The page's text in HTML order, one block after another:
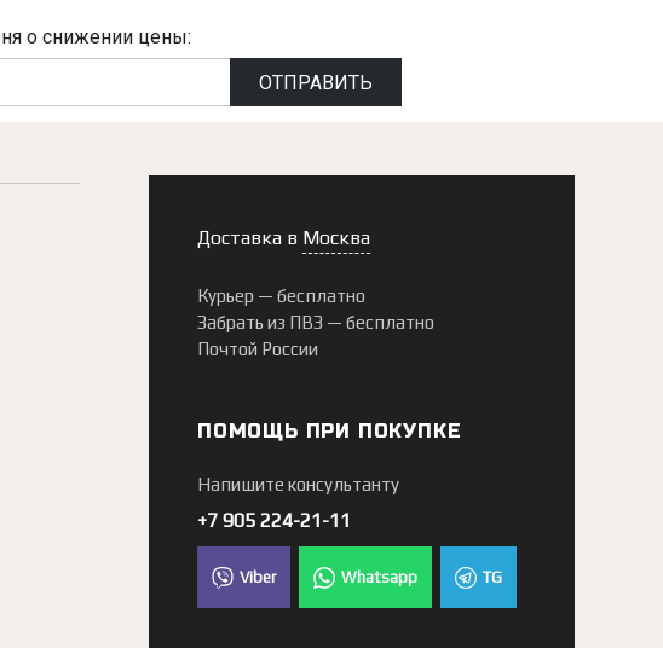
о снижении цены:
ОТПРАВИТЬ
Доставка в Москва
Курьер — бесплатно
Забрать из ПВЗ — бесплатно
Почтой России
ПОМОЩЬ ПРИ ПОКУПКЕ
Напишите консультанту
+7 905 224-21-11
Viber Whatsapp TG